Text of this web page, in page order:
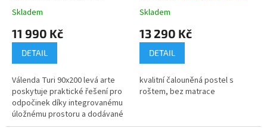
Průměrné
produktu
5
hvězdiček.
Skladem
11 990 Kč
DETAIL
Válenda Turi 90x200 levá arte
poskytuje praktické řešení pro
odpočinek díky integrovanému
úložnému prostoru a dodávané
matraci. Tato postel nabízí
bez matrace
Průměrné
produktu
5
hvězdiček.
Skladem
13 290 Kč
DETAIL
kvalitní čalouněná postel s
roštem, bez matrace